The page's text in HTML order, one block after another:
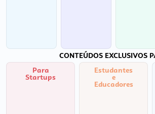
CONTEÚDOS EXCLUSIVOS
Para
Startups
Estudantes
e
Educadores